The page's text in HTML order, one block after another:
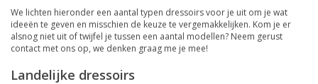
We lichten hieronder een aantal typen dressoirs voor je uit om je wat
ideeën te geven en misschien de keuze te vergemakkelijken. Kom je er
alsnog niet uit of twijfel je tussen een aantal modellen? Neem gerust
contact met ons op, we denken graag me je mee!
Landelijke dressoirs